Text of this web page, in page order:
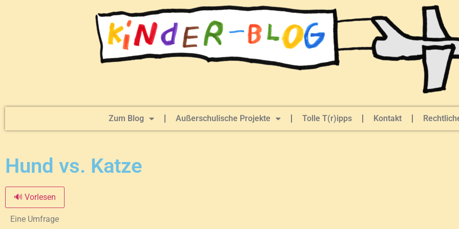
Zum Blog Außerschulische Projekte Tolle T(r)ipps Kontakt
Hund vs. Katze
🔊 Vorlesen
Eine Umfrage